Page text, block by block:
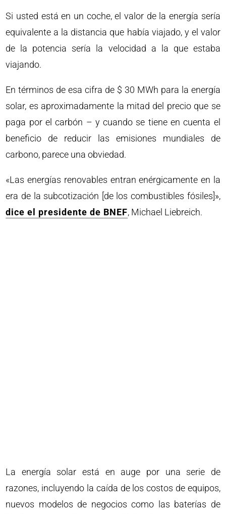
Si usted está en un coche, el valor de la energía sería
equivalente a la distancia que había viajado, y el valor
de la potencia sería la velocidad a la que estaba
viajando.
En términos de esa cifra de $ 30 MWh para la energía
solar, es aproximadamente la mitad del precio que se
paga por el carbón – y cuando se tiene en cuenta el
beneficio de reducir las emisiones mundiales de
carbono, parece una obviedad.
«Las energías renovables entran enérgicamente en la
era de la subcotización [de los combustibles fósiles]»,
dice el presidente de BNEF, Michael Liebreich.
La energía solar está en auge por una serie de
razones, incluyendo la caída de los costos de equipos,
nuevos modelos de negocios como las baterías de